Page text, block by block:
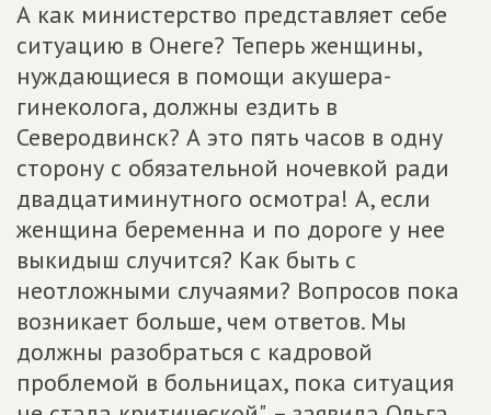
А как министерство представляет себе
ситуацию в Онеге? Теперь женщины,
нуждающиеся в помощи акушера-
гинеколога, должны ездить в
Северодвинск? А это пять часов в одну
сторону с обязательной ночевкой ради
двадцатиминутного осмотра! А, если
женщина беременна и по дороге у нее
выкидыш случится? Как быть с
неотложными случаями? Вопросов пока
возникает больше, чем ответов. Мы
должны разобраться с кадровой
проблемой в больницах, пока ситуация